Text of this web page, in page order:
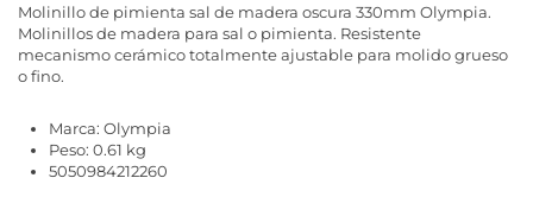
Molinillo de pimienta sal de madera oscura 330mm Olympia.
Molinillos de madera para sal o pimienta. Resistente
mecanismo cerámico totalmente ajustable para molido grueso
o fino.
Marca: Olympia
Peso: 0.61 kg
5050984212260